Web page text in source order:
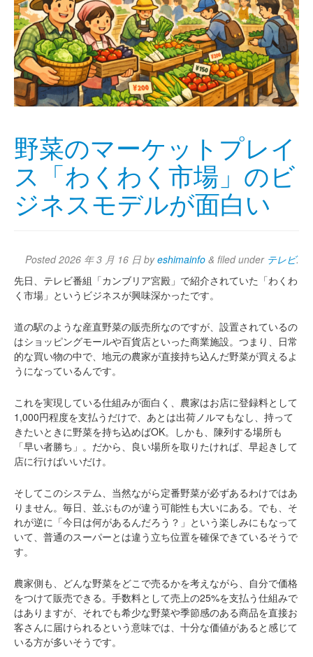
野菜のマーケットプレイ
ス「わくわく市場」のビ
ジネスモデルが面白い
Posted2026 年 3 月 16 日 byeshimainfo & filed under テレビ.
先日、テレビ番組「カンブリア宮殿」で紹介されていた「わくわ
く市場」というビジネスが興味深かったです。
道の駅のような産直野菜の販売所なのですが、設置されているの
はショッピングモールや百貨店といった商業施設。つまり、日常
的な買い物の中で、地元の農家が直接持ち込んだ野菜が買えるよ
うになっているんです。
これを実現している仕組みが面白く、農家はお店に登録料として
1,000円程度を支払うだけで、あとは出荷ノルマもなし、持って
きたいときに野菜を持ち込めばOK。しかも、陳列する場所も
「早い者勝ち」。だから、良い場所を取りたければ、早起きして
店に行けばいいだけ。
そしてこのシステム、当然ながら定番野菜が必ずあるわけではあ
りません。毎日、並ぶものが違う可能性も大いにある。でも、そ
れが逆に「今日は何があるんだろう？」という楽しみにもなって
いて、普通のスーパーとは違う立ち位置を確保できているそうで
す。
農家側も、どんな野菜をどこで売るかを考えながら、自分で価格
をつけて販売できる。手数料として売上の25%を支払う仕組みで
はありますが、それでも希少な野菜や季節感のある商品を直接お
客さんに届けられるという意味では、十分な価値があると感じて
いる方が多いそうです。